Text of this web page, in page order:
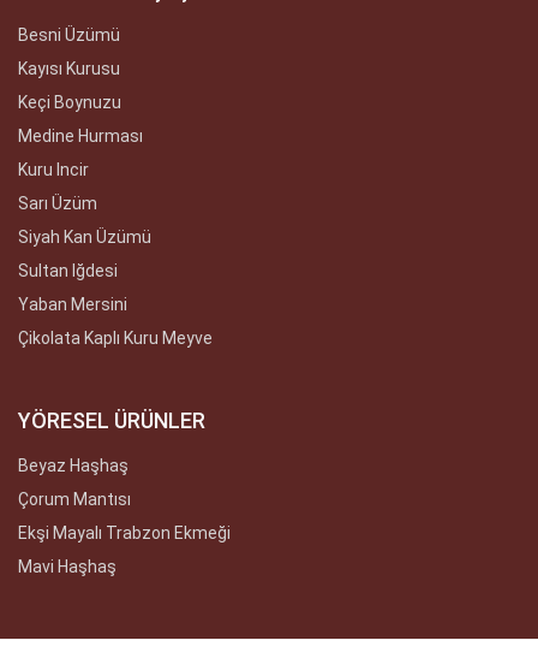
Besni Üzümü
Kayısı Kurusu
Keçi Boynuzu
Medine Hurması
Kuru Incir
Sarı Üzüm
Siyah Kan Üzümü
Sultan Iğdesi
Yaban Mersini
Çikolata Kaplı Kuru Meyve
YÖRESEL ÜRÜNLER
Beyaz Haşhaş
Çorum Mantısı
Ekşi Mayalı Trabzon Ekmeği
Mavi Haşhaş